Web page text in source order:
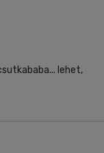
lehet,